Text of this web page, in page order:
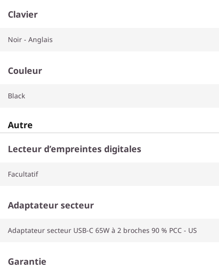
Clavier
Noir - Anglais
Couleur
Black
Autre
Lecteur d’empreintes digitales
Facultatif
Adaptateur secteur
Adaptateur secteur USB-C 65W à 2 broches 90 % PCC - US
Garantie